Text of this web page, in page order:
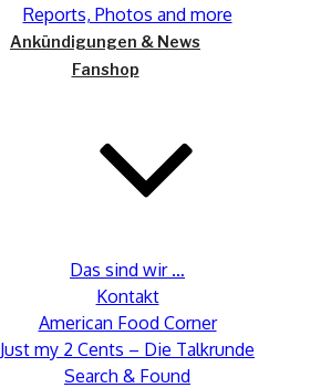
Reports, Photos and more
Ankündigungen & News
Fanshop
Das sind wir …
Kontakt
American Food Corner
Just my 2 Cents – Die Talkrunde
Search & Found